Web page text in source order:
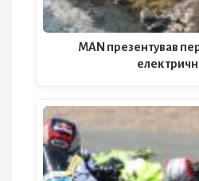
MAN презентував